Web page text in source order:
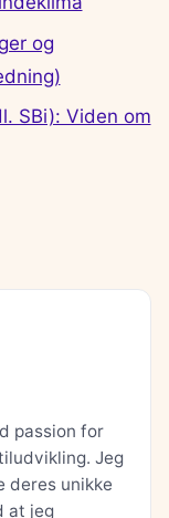
og
SBi): Viden om
passion for
Jeg
deres unikke
at jeg